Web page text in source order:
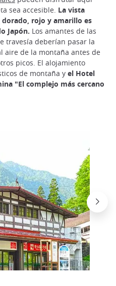
sea accesible. La vista
dorado, rojo y amarillo es
Japón. Los amantes de las
travesía deberían pasar la
aire de la montaña antes de
picos. El alojamiento
de montaña y el Hotel
"El complejo más cercano